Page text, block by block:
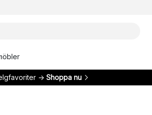
→ Shoppa nu